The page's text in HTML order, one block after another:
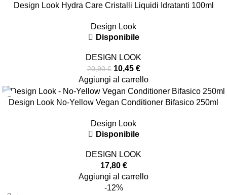
Design Look Hydra Care Cristalli Liquidi Idratanti 100ml
Design Look
Disponibile
DESIGN LOOK
20,90€ 10,45 €
Aggiungi al carrello
Design Look No-Yellow Vegan Conditioner Bifasico 250ml
Design Look
Disponibile
DESIGN LOOK
17,80 €
Aggiungi al carrello
-12%